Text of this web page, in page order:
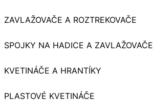
ZAVLAŽOVAČE A ROZTREKOVAČE
SPOJKY NA HADICE A ZAVLAŽOVAČE
KVETINÁČE A HRANTÍKY
PLASTOVÉ KVETINÁČE